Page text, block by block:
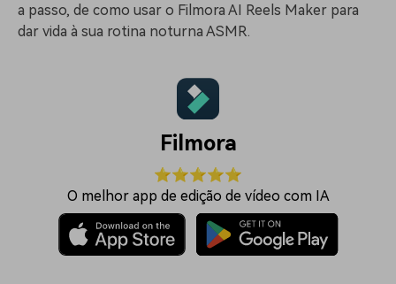
a passo, de como usar o Filmora AI Reels Maker para
dar vida à sua rotina noturna ASMR.
Filmora
⭐⭐⭐⭐⭐
O melhor app de edição de vídeo com IA